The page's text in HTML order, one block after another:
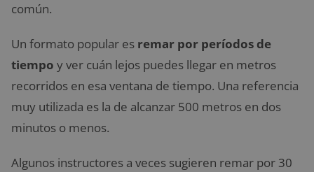
común.
Un formato popular es remar por períodos de
tiempo y ver cuán lejos puedes llegar en metros
recorridos en esa ventana de tiempo. Una referencia
muy utilizada es la de alcanzar 500 metros en dos
minutos o menos.
Algunos instructores a veces sugieren remar por 30